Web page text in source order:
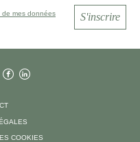
de mes données
S'inscrire
COOKIES